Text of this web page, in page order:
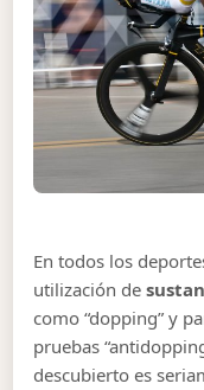
En todos los
utilización de
como “dopping” y
pruebas
descubierto es